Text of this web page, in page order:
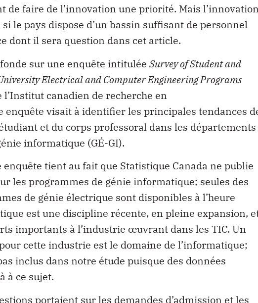
de faire de l’innovation une priorité. Mais
le pays dispose d’un bassin suffisant de personnel
dont il sera question dans cet article.
sur une enquête intitulée Survey of Student and
Electrical and Computer Engineering Programs
canadien de recherche en
enquête visait à identifier les principales tendances
et du corps professoral dans les départements
informatique (GÉ-GI).
tient au fait que Statistique Canada ne publie
les programmes de génie informatique; seules des
de génie électrique sont disponibles à l’heure
est une discipline récente, en pleine expansion,
importants à l’industrie œuvrant dans les TIC. Un
cette industrie est le domaine de l’informatique;
inclus dans notre étude puisque des données
à ce sujet.
portaient sur les demandes d’admission et les